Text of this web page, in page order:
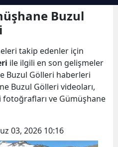
Bilecik
Bitlis
Bolu
Burdur
Çanakkale
Buzul
takip edenler için
ile ilgili en son gelişmeler
Buzul Gölleri haberleri
Buzul Gölleri videoları,
ve Gümüşhane
03, 2026 10:16